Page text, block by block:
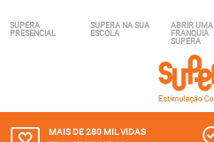
SUPERA
PRESENCIAL
SUPERA NA SUA
ESCOLA
ABRIR UMA
FRANQUIA
SUPERA
MAIS DE 280 MILVIDAS